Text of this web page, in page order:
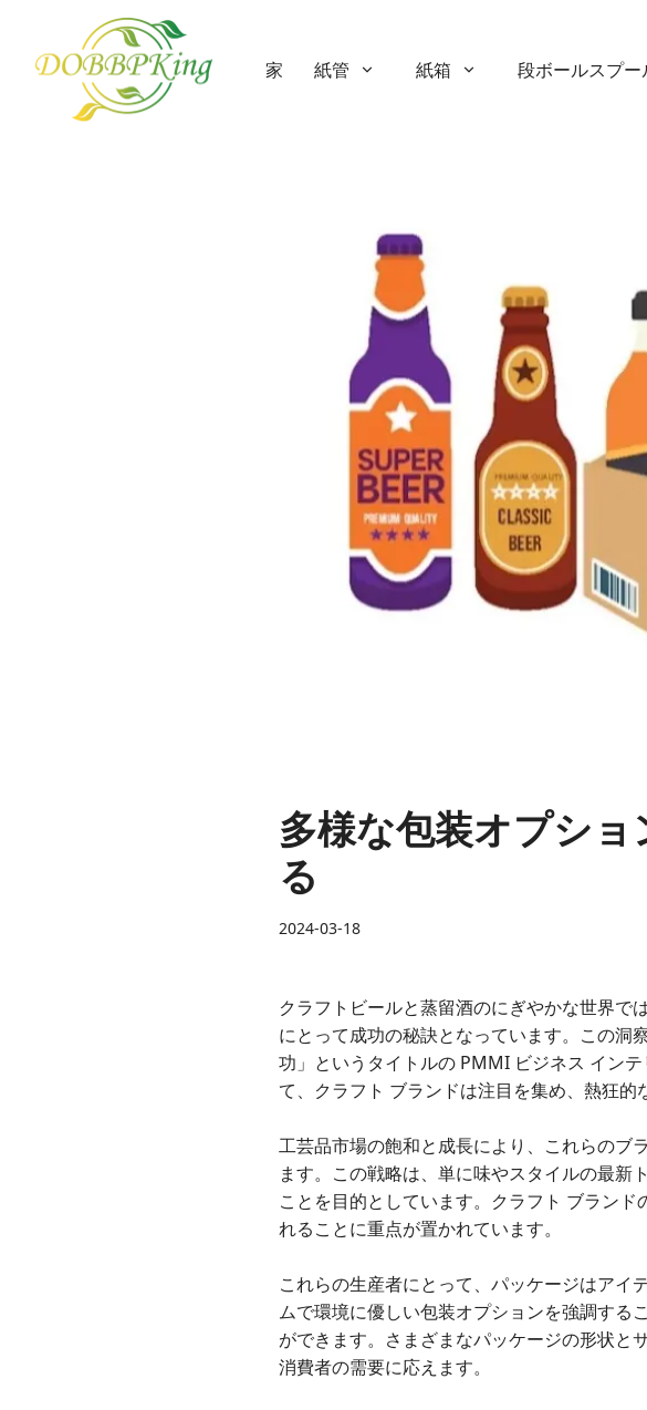
家 紙管 紙箱 段ボールスプー
多様な包装オプシ
る
2024-03-18
クラフトビールと蒸留酒のにぎやかな世界で
にとって成功の秘訣となっています。この洞
功」というタイトルの PMMI ビジネス イン
て、クラフト ブランドは注目を集め、熱狂的
工芸品市場の飽和と成長により、これらのブ
ます。この戦略は、単に味やスタイルの最新
ことを目的としています。クラフト ブラン
れることに重点が置かれています。
これらの生産者にとって、パッケージはアイ
ムで環境に優しい包装オプションを強調する
ができます。さまざまなパッケージの形状と
消費者の需要に応えます。